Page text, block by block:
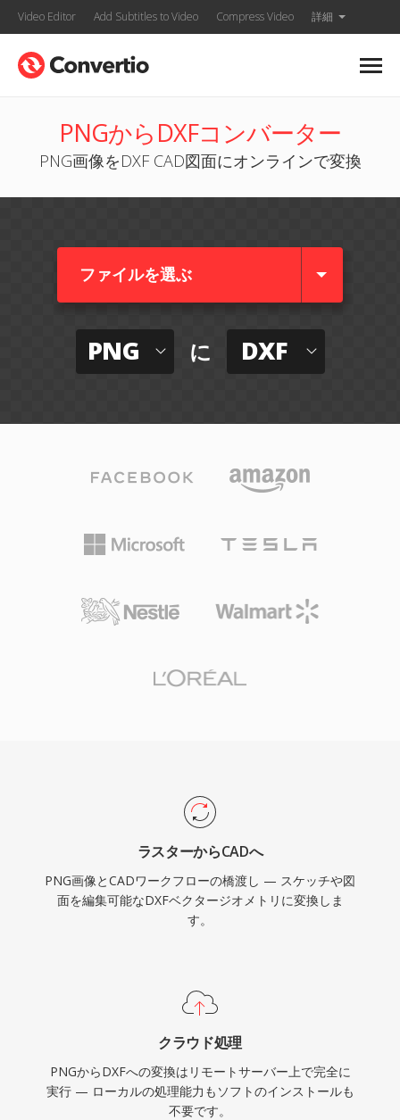
Video Editor Add Subtitles to Video Compress Video 詳細
PNGからDXFコンバーター
PNG画像をDXF CAD図面にオンラインで変換
ファイルを選ぶ
PNG に DXF
ラスターからCADへ
PNG画像とCADワークフローの橋渡し — スケッチや図
面を編集可能なDXFベクタージオメトリに変換しま
す。
クラウド処理
PNGからDXFへの変換はリモートサーバー上で完全に
実行 — ローカルの処理能力もソフトのインストールも
不要です。